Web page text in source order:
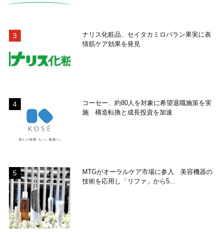
ナリス化粧品、セイタカミロバラン果実に表
情筋ケア効果を発見
コーセー、約80人を対象に希望退職施策を実
施 構造転換と成長投資を加速
MTGがオーラルケア市場に参入 美容機器の
技術を応用し「リファ」から5...